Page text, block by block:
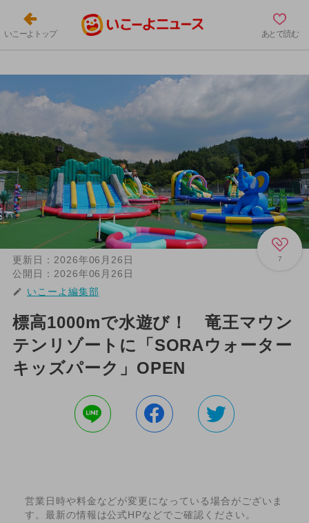
いこーよトップ あとで読む
7
更新日： 2026年06月26日
公開日： 2026年06月26日
いこーよ編集部
標高1000mで水遊び！ 竜王マウン
テンリゾートに「SORAウォーター
キッズパーク」OPEN
営業日時や料金などが変更になっている場合がございま
す。最新の情報は公式HPなどでご確認ください。